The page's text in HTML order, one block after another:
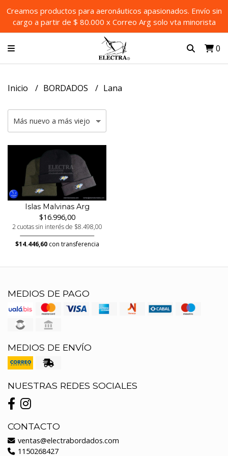
Creamos productos para aeronáuticos apasionados. Envío sin
cargo a partir de $ 80.000 x Correo Arg solo vta minorista
0
Inicio BORDADOS Lana
Islas Malvinas Arg
$16.996,00
2 cuotas sin interés de $8.498,00
$14.446,60con transferencia
MEDIOS DE PAGO
MEDIOS DE ENVÍO
NUESTRAS REDES SOCIALES
CONTACTO
ventas@electrabordados.com
1150268427